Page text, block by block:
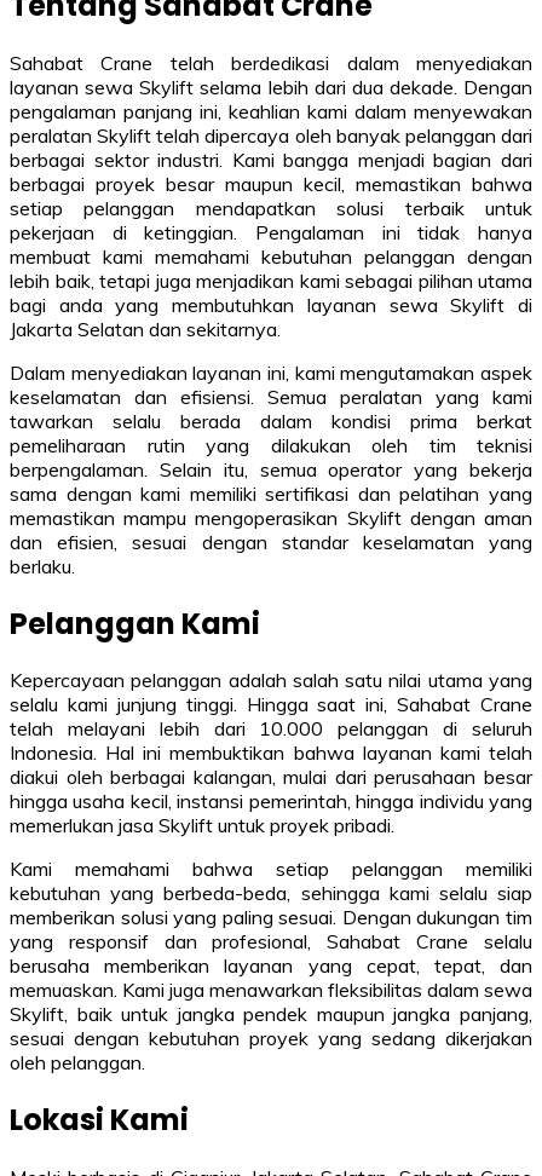
Sahabat Crane telah berdedikasi dalam menyediakan
layanan sewa Skylift selama lebih dari dua dekade. Dengan
pengalaman panjang ini, keahlian kami dalam menyewakan
peralatan Skylift telah dipercaya oleh banyak pelanggan dari
berbagai sektor industri. Kami bangga menjadi bagian dari
berbagai proyek besar maupun kecil, memastikan bahwa
setiap pelanggan mendapatkan solusi terbaik untuk
pekerjaan di ketinggian. Pengalaman ini tidak hanya
membuat kami memahami kebutuhan pelanggan dengan
lebih baik, tetapi juga menjadikan kami sebagai pilihan utama
bagi anda yang membutuhkan layanan sewa Skylift di
Jakarta Selatan dan sekitarnya.
Dalam menyediakan layanan ini, kami mengutamakan aspek
keselamatan dan efisiensi. Semua peralatan yang kami
tawarkan selalu berada dalam kondisi prima berkat
pemeliharaan rutin yang dilakukan oleh tim teknisi
berpengalaman. Selain itu, semua operator yang bekerja
sama dengan kami memiliki sertifikasi dan pelatihan yang
memastikan mampu mengoperasikan Skylift dengan aman
dan efisien, sesuai dengan standar keselamatan yang
berlaku.
Pelanggan Kami
Kepercayaan pelanggan adalah salah satu nilai utama yang
selalu kami junjung tinggi. Hingga saat ini, Sahabat Crane
telah melayani lebih dari 10.000 pelanggan di seluruh
Indonesia. Hal ini membuktikan bahwa layanan kami telah
diakui oleh berbagai kalangan, mulai dari perusahaan besar
hingga usaha kecil, instansi pemerintah, hingga individu yang
memerlukan jasa Skylift untuk proyek pribadi.
Kami memahami bahwa setiap pelanggan memiliki
kebutuhan yang berbeda-beda, sehingga kami selalu siap
memberikan solusi yang paling sesuai. Dengan dukungan tim
yang responsif dan profesional, Sahabat Crane selalu
berusaha memberikan layanan yang cepat, tepat, dan
memuaskan. Kami juga menawarkan fleksibilitas dalam sewa
Skylift, baik untuk jangka pendek maupun jangka panjang,
sesuai dengan kebutuhan proyek yang sedang dikerjakan
oleh pelanggan.
Lokasi Kami